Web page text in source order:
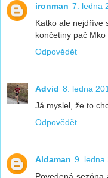
ironman 7. ledna
Katko ale nejdříve
končetiny pač
Odpovědět
Advid 8. ledna
Já myslel, že to
Odpovědět
Aldaman 9. ledna
Povedená